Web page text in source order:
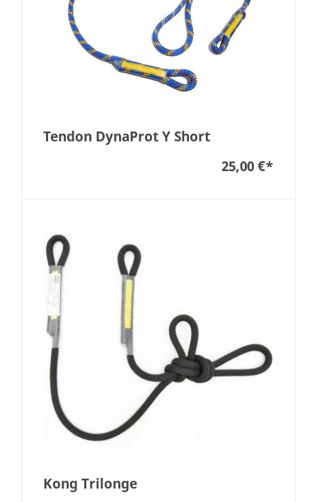
Tendon DynaProt Y Short
25,00 €*
Kong Trilonge